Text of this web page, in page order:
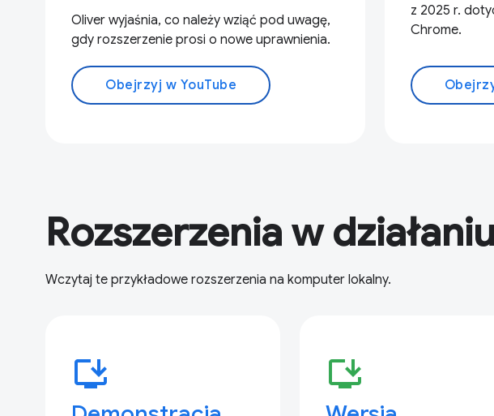
Oliver wyjaśnia, co należy wziąć pod uwagę,
gdy rozszerzenie prosi o nowe uprawnienia.
Obejrzyj w YouTube
z 2025 r.
Chrome.
Rozszerzenia w działaniu
Wczytaj te przykładowe rozszerzenia na komputer lokalny.
install_desktop install_desktop